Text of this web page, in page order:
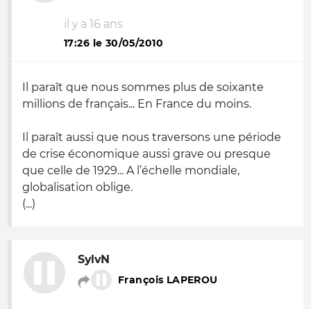
il y a 16 ans
17:26 le 30/05/2010
Il paraît que nous sommes plus de soixante
millions de français... En France du moins.
Il paraît aussi que nous traversons une période
de crise économique aussi grave ou presque
que celle de 1929... A l’échelle mondiale,
globalisation oblige.
(...)
SylvN
François LAPEROU